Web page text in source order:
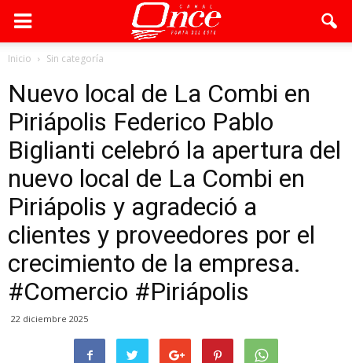
Inicio Sin categoría
Nuevo local de La Combi en
Piriápolis Federico Pablo
Biglianti celebró la apertura del
nuevo local de La Combi en
Piriápolis y agradeció a
clientes y proveedores por el
crecimiento de la empresa.
#Comercio #Piriápolis
22 diciembre 2025